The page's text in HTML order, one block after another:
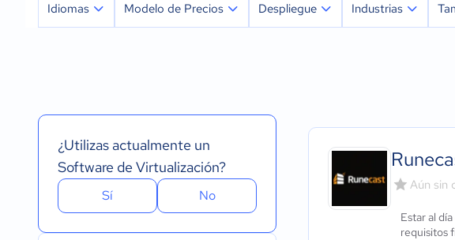
Idiomas Modelo de Precios
Pago de única vez
Despliegue
Dispositivo móvil - iOS Nativo
Dispositivo móvil - Android Nativo
Industrias
Seguros
Legales
Farmacéutica
Bienes raíces
Minorista
Software / TI
¿Utilizas actualmente un
Software de Virtualización?
Sí No
Aún sin
Estar al
requisitos